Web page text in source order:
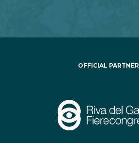
OFFICIAL PARTNER